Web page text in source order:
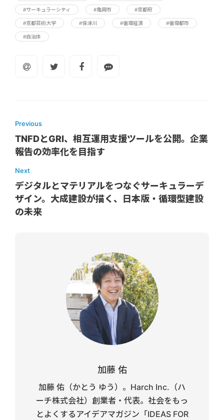
#サーキュラーシティ #亀岡市 #京都府
#京都芸術大学 #保津川 #循環経済 #循環都市
#自治体
Previous
TNFDとGRI、相互運用支援ツールを公開。企業
報告の効率化を目指す
Next
デジタルとマテリアルをつなぐサーキュラーデ
ザイン。大成建設が描く、日本版・循環型建設
の未来
加藤 佑
加藤 佑（かとう ゆう）。Harch Inc.（ハ
ーチ株式会社）創業者・代表。社会をもっ
とよくするアイデアマガジン「IDEAS FOR